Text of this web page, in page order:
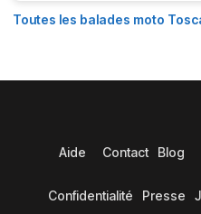
Toutes les balades moto
Aide Contact Blog
Confidentialité Presse